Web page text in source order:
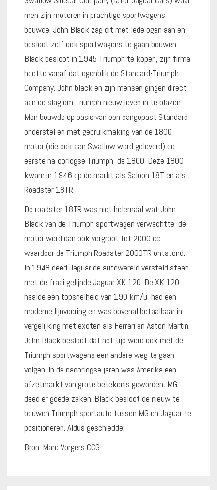
men zijn motoren in prachtige sportwagens
bouwde. John Black zag dit met lede ogen aan en
besloot zelf ook sportwagens te gaan bouwen.
Black besloot in 1945 Triumph te kopen, zijn firma
heette vanaf dat ogenblik de Standard-Triumph
Company. John black en zijn mensen gingen direct
aan de slag om Triumph nieuw leven in te blazen.
Men bouwde op basis van een aangepast Standard
onderstel en met gebruikmaking van de 1800
motor (die ook aan Swallow werd geleverd) de
eerste na-oorlogse Triumph, de 1800. Deze 1800
kwam in 1946 op de markt als Saloon 18T en als
Roadster 18TR.
De roadster 18TR was niet helemaal wat John
Black van de Triumph sportwagen verwachtte, de
motor werd dan ook vergroot tot 2000 cc.
waardoor de Triumph Roadster 2000TR ontstond.
In 1948 deed Jaguar de autowereld versteld staan
met de fraai gelijnde Jaguar XK 120. De XK 120
haalde een topsnelheid van 190 km/u, had een
moderne lijnvoering en was bovenal betaalbaar in
vergelijking met exoten als Ferrari en Aston Martin.
John Black besloot dat het tijd werd ook met de
Triumph sportwagens een andere weg te gaan
volgen. In de naoorlogse jaren was Amerika een
afzetmarkt van grote betekenis geworden, MG
deed er goede zaken. Black besloot de nieuw te
bouwen Triumph sportauto tussen MG en Jaguar te
positioneren. Aldus geschiedde;
Bron: Marc Vorgers CCG